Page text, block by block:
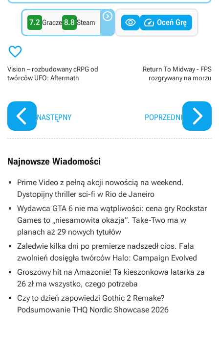
7.2 Gracze 8.8 Steam    Oceń Grę

Vision – rozbudowany cRPG od
twórców UFO: Aftermath
NASTĘPNY
Return To Midway - FPS
rozgrywany na morzu
POPRZEDNI
Najnowsze Wiadomości
Prime Video z pełną akcji nowością na weekend.
Dystopijny thriller sci-fi w Rio de Janeiro
Wydawca GTA 6 nie ma wątpliwości: cena gry Rockstar
Games to „niesamowita okazja”. Take-Two ma w
planach aż 29 nowych tytułów
Zaledwie kilka dni po premierze nadszedł cios. Fala
zwolnień dosięgła twórców Halo: Campaign Evolved
Groszowy hit na Amazonie! Ta kieszonkowa latarka za
26 zł ma wszystko, czego potrzeba
Czy to dzień zapowiedzi Gothic 2 Remake?
Podsumowanie THQ Nordic Showcase 2026